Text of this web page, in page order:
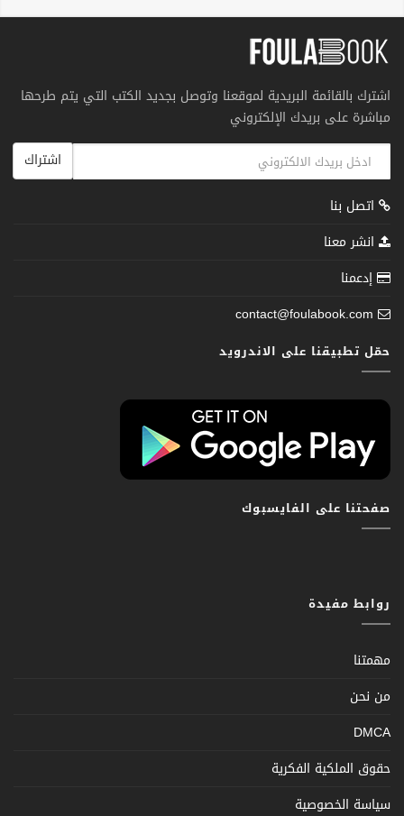
اشترك بالقائمة البريدية لموقعنا وتوصل بجديد الكتب التي يتم طرحها
مباشرة على بريدك الإلكتروني
اشتراك
اتصل بنا
انشر معنا
إدعمنا
contact@foulabook.com
حمّل تطبيقنا على الاندرويد
صفحتنا على الفايسبوك
روابط مفيدة
مهمتنا
من نحن
DMCA
حقوق الملكية الفكرية
سياسة الخصوصية